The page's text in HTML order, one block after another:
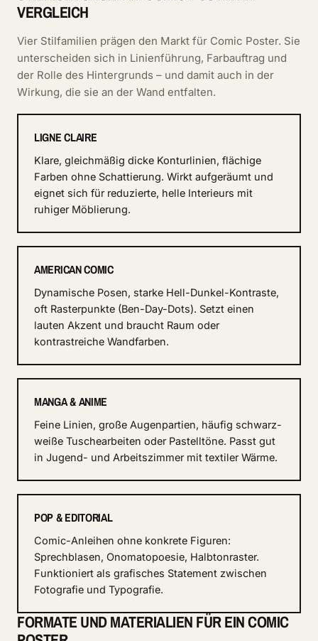
VERGLEICH
Vier Stilfamilien prägen den Markt für Comic Poster. Sie
unterscheiden sich in Linienführung, Farbauftrag und
der Rolle des Hintergrunds – und damit auch in der
Wirkung, die sie an der Wand entfalten.
LIGNE CLAIRE
Klare, gleichmäßig dicke Konturlinien, flächige
Farben ohne Schattierung. Wirkt aufgeräumt und
eignet sich für reduzierte, helle Interieurs mit
ruhiger Möblierung.
AMERICAN COMIC
Dynamische Posen, starke Hell-Dunkel-Kontraste,
oft Rasterpunkte (Ben-Day-Dots). Setzt einen
lauten Akzent und braucht Raum oder
kontrastreiche Wandfarben.
MANGA & ANIME
Feine Linien, große Augenpartien, häufig schwarz-
weiße Tuschearbeiten oder Pastelltöne. Passt gut
in Jugend- und Arbeitszimmer mit textiler Wärme.
POP & EDITORIAL
Comic-Anleihen ohne konkrete Figuren:
Sprechblasen, Onomatopoesie, Halbtonraster.
Funktioniert als grafisches Statement zwischen
Fotografie und Typografie.
FORMATE UND MATERIALIEN FÜR EIN COMIC